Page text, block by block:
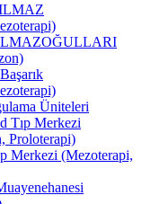
Üniteleri
Tıp Merkezi
Proloterapi)
Merkezi (Mezoterapi,